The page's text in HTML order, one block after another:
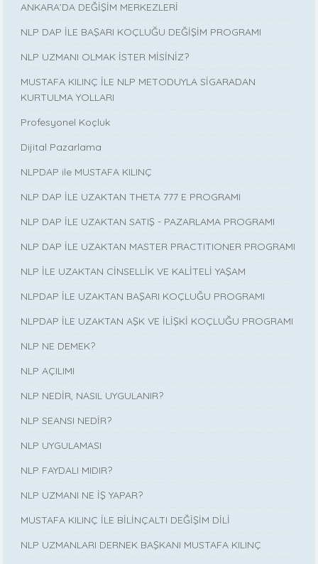
ANKARA’DA DEĞİŞİM MERKEZLERİ
NLP DAP İLE BAŞARI KOÇLUĞU DEĞİŞİM PROGRAMI
NLP UZMANI OLMAK İSTER MİSİNİZ?
MUSTAFA KILINÇ İLE NLP METODUYLA SİGARADAN
KURTULMA YOLLARI
Profesyonel Koçluk
Dijital Pazarlama
NLPDAP ile MUSTAFA KILINÇ
NLP DAP İLE UZAKTAN THETA 777 E PROGRAMI
NLP DAP İLE UZAKTAN SATIŞ - PAZARLAMA PROGRAMI
NLP DAP İLE UZAKTAN MASTER PRACTITIONER PROGRAMI
NLP İLE UZAKTAN CİNSELLİK VE KALİTELİ YAŞAM
NLPDAP İLE UZAKTAN BAŞARI KOÇLUĞU PROGRAMI
NLPDAP İLE UZAKTAN AŞK VE İLİŞKİ KOÇLUĞU PROGRAMI
NLP NE DEMEK?
NLP AÇILIMI
NLP NEDİR, NASIL UYGULANIR?
NLP SEANSI NEDİR?
NLP UYGULAMASI
NLP FAYDALI MIDIR?
NLP UZMANI NE İŞ YAPAR?
MUSTAFA KILINÇ İLE BİLİNÇALTI DEĞİŞİM DİLİ
NLP UZMANLARI DERNEK BAŞKANI MUSTAFA KILINÇ